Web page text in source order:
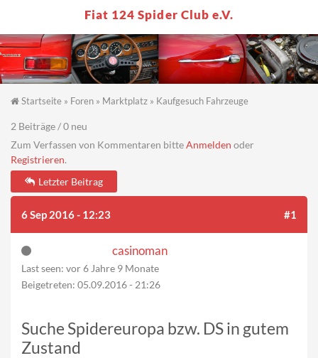
Fiat 124 Spider Club e.V.
Sie sind hier
Startseite » Foren » Marktplatz » Kaufgesuch Fahrzeuge
2 Beiträge / 0 neu
Zum Verfassen von Kommentaren bitteAnmelden oder
Registrieren.
Letzter Beitrag
6 Sep 2016 - 12:23 #1
casinoman
Last seen: vor 6 Jahre 9 Monate
Beigetreten: 05.09.2016 - 21:26
Suche Spidereuropa bzw. DS in gutem
Zustand